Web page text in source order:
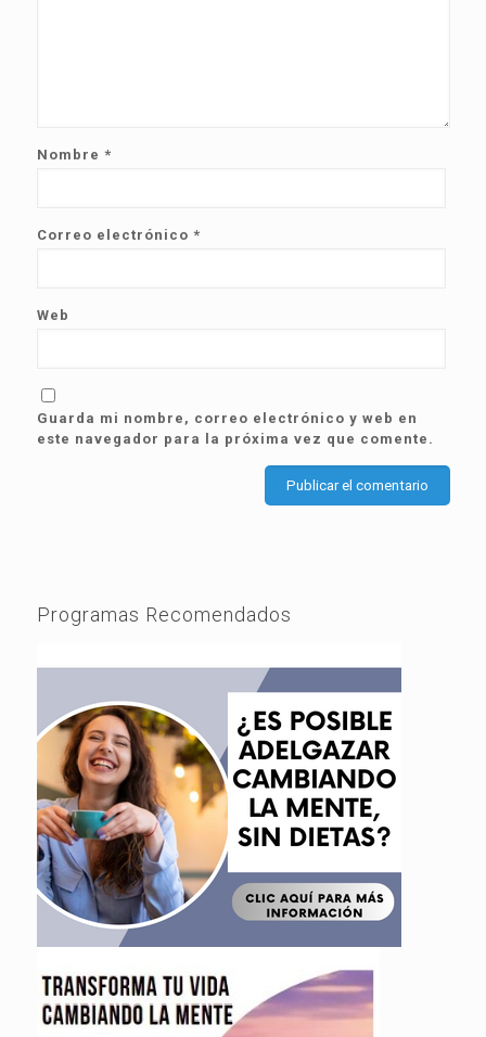
Nombre *
Correo electrónico *
Web
Guarda mi nombre, correo electrónico y web en
este navegador para la próxima vez que comente.
Programas Recomendados